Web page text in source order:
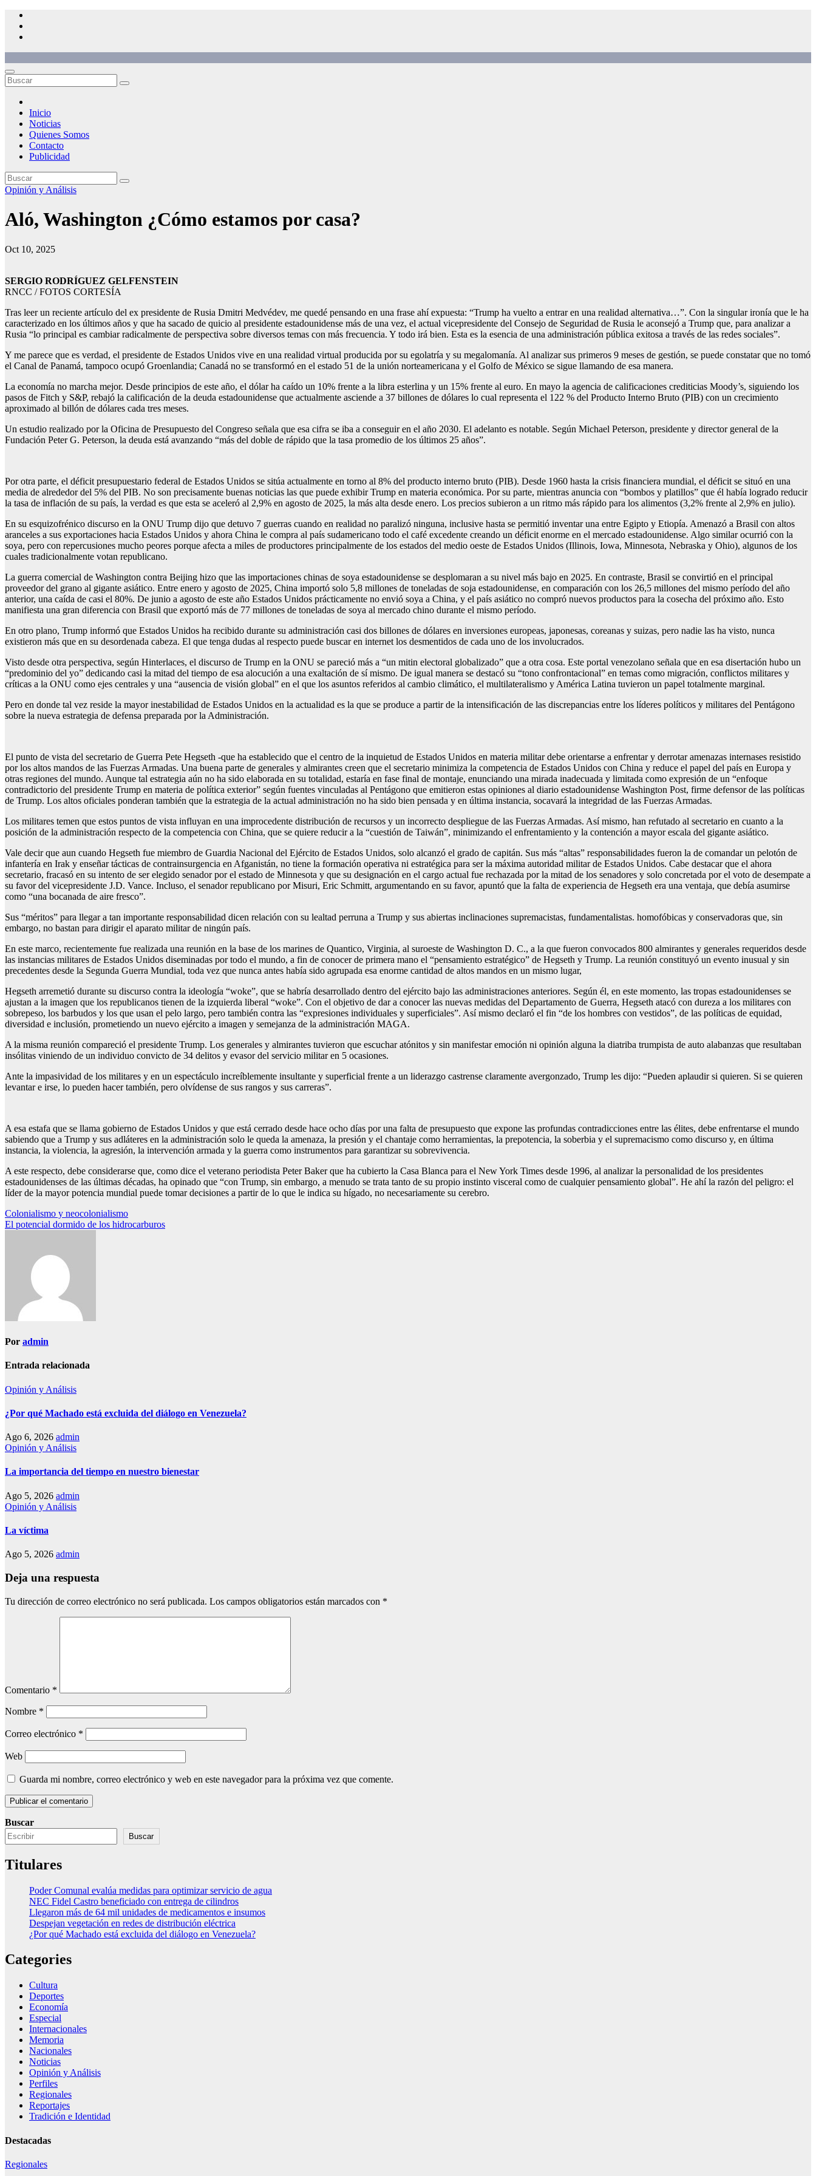
Saltar
contenido
Inicio
Noticias
Quienes Somos
Contacto
Publicidad
Opinión y Análisis
Aló, Washington ¿Cómo estamos por casa?
Oct 10, 2025
SERGIO RODRÍGUEZ GELFENSTEIN
RNCC / FOTOS CORTESÍA
Tras leer un reciente artículo del ex presidente de Rusia Dmitri Medvédev, me quedé pensando en una frase ahí expuesta: “Trump ha vuelto a entrar en una realidad alternativa…”. Con la singular ironía que le ha
caracterizado en los últimos años y que ha sacado de quicio al presidente estadounidense más de una vez, el actual vicepresidente del Consejo de Seguridad de Rusia le aconsejó a Trump que, para analizar a
Rusia “lo principal es cambiar radicalmente de perspectiva sobre diversos temas con más frecuencia. Y todo irá bien. Esta es la esencia de una administración pública exitosa a través de las redes sociales”.
Y me parece que es verdad, el presidente de Estados Unidos vive en una realidad virtual producida por su egolatría y su megalomanía. Al analizar sus primeros 9 meses de gestión, se puede constatar que no tomó
el Canal de Panamá, tampoco ocupó Groenlandia; Canadá no se transformó en el estado 51 de la unión norteamericana y el Golfo de México se sigue llamando de esa manera.
La economía no marcha mejor. Desde principios de este año, el dólar ha caído un 10% frente a la libra esterlina y un 15% frente al euro. En mayo la agencia de calificaciones crediticias Moody’s, siguiendo los
pasos de Fitch y S&P, rebajó la calificación de la deuda estadounidense que actualmente asciende a 37 billones de dólares lo cual representa el 122 % del Producto Interno Bruto (PIB) con un crecimiento
aproximado al billón de dólares cada tres meses.
Un estudio realizado por la Oficina de Presupuesto del Congreso señala que esa cifra se iba a conseguir en el año 2030. El adelanto es notable. Según Michael Peterson, presidente y director general de la
Fundación Peter G. Peterson, la deuda está avanzando “más del doble de rápido que la tasa promedio de los últimos 25 años”.
Por otra parte, el déficit presupuestario federal de Estados Unidos se sitúa actualmente en torno al 8% del producto interno bruto (PIB). Desde 1960 hasta la crisis financiera mundial, el déficit se situó en una
media de alrededor del 5% del PIB. No son precisamente buenas noticias las que puede exhibir Trump en materia económica. Por su parte, mientras anuncia con “bombos y platillos” que él había logrado reducir
la tasa de inflación de su país, la verdad es que esta se aceleró al 2,9% en agosto de 2025, la más alta desde enero. Los precios subieron a un ritmo más rápido para los alimentos (3,2% frente al 2,9% en julio).
En su esquizofrénico discurso en la ONU Trump dijo que detuvo 7 guerras cuando en realidad no paralizó ninguna, inclusive hasta se permitió inventar una entre Egipto y Etiopía. Amenazó a Brasil con altos
aranceles a sus exportaciones hacia Estados Unidos y ahora China le compra al país sudamericano todo el café excedente creando un déficit enorme en el mercado estadounidense. Algo similar ocurrió con la
soya, pero con repercusiones mucho peores porque afecta a miles de productores principalmente de los estados del medio oeste de Estados Unidos (Illinois, Iowa, Minnesota, Nebraska y Ohio), algunos de los
cuales tradicionalmente votan republicano.
La guerra comercial de Washington contra Beijing hizo que las importaciones chinas de soya estadounidense se desplomaran a su nivel más bajo en 2025. En contraste, Brasil se convirtió en el principal
proveedor del grano al gigante asiático. Entre enero y agosto de 2025, China importó solo 5,8 millones de toneladas de soja estadounidense, en comparación con los 26,5 millones del mismo período del año
anterior, una caída de casi el 80%. De junio a agosto de este año Estados Unidos prácticamente no envió soya a China, y el país asiático no compró nuevos productos para la cosecha del próximo año. Esto
manifiesta una gran diferencia con Brasil que exportó más de 77 millones de toneladas de soya al mercado chino durante el mismo período.
En otro plano, Trump informó que Estados Unidos ha recibido durante su administración casi dos billones de dólares en inversiones europeas, japonesas, coreanas y suizas, pero nadie las ha visto, nunca
existieron más que en su desordenada cabeza. El que tenga dudas al respecto puede buscar en internet los desmentidos de cada uno de los involucrados.
Visto desde otra perspectiva, según Hinterlaces, el discurso de Trump en la ONU se pareció más a “un mitin electoral globalizado” que a otra cosa. Este portal venezolano señala que en esa disertación hubo un
“predominio del yo” dedicando casi la mitad del tiempo de esa alocución a una exaltación de sí mismo. De igual manera se destacó su “tono confrontacional” en temas como migración, conflictos militares y
críticas a la ONU como ejes centrales y una “ausencia de visión global” en el que los asuntos referidos al cambio climático, el multilateralismo y América Latina tuvieron un papel totalmente marginal.
Pero en donde tal vez reside la mayor inestabilidad de Estados Unidos en la actualidad es la que se produce a partir de la intensificación de las discrepancias entre los líderes políticos y militares del Pentágono
sobre la nueva estrategia de defensa preparada por la Administración.
El punto de vista del secretario de Guerra Pete Hegseth -que ha establecido que el centro de la inquietud de Estados Unidos en materia militar debe orientarse a enfrentar y derrotar amenazas internases resistido
por los altos mandos de las Fuerzas Armadas. Una buena parte de generales y almirantes creen que el secretario minimiza la competencia de Estados Unidos con China y reduce el papel del país en Europa y
otras regiones del mundo. Aunque tal estrategia aún no ha sido elaborada en su totalidad, estaría en fase final de montaje, enunciando una mirada inadecuada y limitada como expresión de un “enfoque
contradictorio del presidente Trump en materia de política exterior” según fuentes vinculadas al Pentágono que emitieron estas opiniones al diario estadounidense Washington Post, firme defensor de las políticas
de Trump. Los altos oficiales ponderan también que la estrategia de la actual administración no ha sido bien pensada y en última instancia, socavará la integridad de las Fuerzas Armadas.
Los militares temen que estos puntos de vista influyan en una improcedente distribución de recursos y un incorrecto despliegue de las Fuerzas Armadas. Así mismo, han refutado al secretario en cuanto a la
posición de la administración respecto de la competencia con China, que se quiere reducir a la “cuestión de Taiwán”, minimizando el enfrentamiento y la contención a mayor escala del gigante asiático.
Vale decir que aun cuando Hegseth fue miembro de Guardia Nacional del Ejército de Estados Unidos, solo alcanzó el grado de capitán. Sus más “altas” responsabilidades fueron la de comandar un pelotón de
infantería en Irak y enseñar tácticas de contrainsurgencia en Afganistán, no tiene la formación operativa ni estratégica para ser la máxima autoridad militar de Estados Unidos. Cabe destacar que el ahora
secretario, fracasó en su intento de ser elegido senador por el estado de Minnesota y que su designación en el cargo actual fue rechazada por la mitad de los senadores y solo concretada por el voto de desempate a
su favor del vicepresidente J.D. Vance. Incluso, el senador republicano por Misuri, Eric Schmitt, argumentando en su favor, apuntó que la falta de experiencia de Hegseth era una ventaja, que debía asumirse
como “una bocanada de aire fresco”.
Sus “méritos” para llegar a tan importante responsabilidad dicen relación con su lealtad perruna a Trump y sus abiertas inclinaciones supremacistas, fundamentalistas. homofóbicas y conservadoras que, sin
embargo, no bastan para dirigir el aparato militar de ningún país.
En este marco, recientemente fue realizada una reunión en la base de los marines de Quantico, Virginia, al suroeste de Washington D. C., a la que fueron convocados 800 almirantes y generales requeridos desde
las instancias militares de Estados Unidos diseminadas por todo el mundo, a fin de conocer de primera mano el “pensamiento estratégico” de Hegseth y Trump. La reunión constituyó un evento inusual y sin
precedentes desde la Segunda Guerra Mundial, toda vez que nunca antes había sido agrupada esa enorme cantidad de altos mandos en un mismo lugar,
Hegseth arremetió durante su discurso contra la ideología “woke”, que se habría desarrollado dentro del ejército bajo las administraciones anteriores. Según él, en este momento, las tropas estadounidenses se
ajustan a la imagen que los republicanos tienen de la izquierda liberal “woke”. Con el objetivo de dar a conocer las nuevas medidas del Departamento de Guerra, Hegseth atacó con dureza a los militares con
sobrepeso, los barbudos y los que usan el pelo largo, pero también contra las “expresiones individuales y superficiales”. Así mismo declaró el fin “de los hombres con vestidos”, de las políticas de equidad,
diversidad e inclusión, prometiendo un nuevo ejército a imagen y semejanza de la administración MAGA.
A la misma reunión compareció el presidente Trump. Los generales y almirantes tuvieron que escuchar atónitos y sin manifestar emoción ni opinión alguna la diatriba trumpista de auto alabanzas que resultaban
insólitas viniendo de un individuo convicto de 34 delitos y evasor del servicio militar en 5 ocasiones.
Ante la impasividad de los militares y en un espectáculo increíblemente insultante y superficial frente a un liderazgo castrense claramente avergonzado, Trump les dijo: “Pueden aplaudir si quieren. Si se quieren
levantar e irse, lo pueden hacer también, pero olvídense de sus rangos y sus carreras”.
A esa estafa que se llama gobierno de Estados Unidos y que está cerrado desde hace ocho días por una falta de presupuesto que expone las profundas contradicciones entre las élites, debe enfrentarse el mundo
sabiendo que a Trump y sus adláteres en la administración solo le queda la amenaza, la presión y el chantaje como herramientas, la prepotencia, la soberbia y el supremacismo como discurso y, en última
instancia, la violencia, la agresión, la intervención armada y la guerra como instrumentos para garantizar su sobrevivencia.
A este respecto, debe considerarse que, como dice el veterano periodista Peter Baker que ha cubierto la Casa Blanca para el New York Times desde 1996, al analizar la personalidad de los presidentes
estadounidenses de las últimas décadas, ha opinado que “con Trump, sin embargo, a menudo se trata tanto de su propio instinto visceral como de cualquier pensamiento global”. He ahí la razón del peligro: el
líder de la mayor potencia mundial puede tomar decisiones a partir de lo que le indica su hígado, no necesariamente su cerebro.
Navegación
de
Colonialismo y neocolonialismo
El potencial dormido de los hidrocarburos
Por admin
Entrada relacionada
Opinión y Análisis
¿Por qué Machado está excluida del diálogo en Venezuela?
Ago 6, 2026 admin
Opinión y Análisis
La importancia del tiempo en nuestro bienestar
Ago 5, 2026 admin
Opinión y Análisis
La víctima
Ago 5, 2026 admin
Deja una respuesta
Tu dirección de correo electrónico no será publicada. Los campos obligatorios están marcados con *
Comentario *
Nombre *
Correo electrónico *
Web
Guarda mi nombre, correo electrónico y web en este navegador para la próxima vez que comente.
Buscar
Buscar
Titulares
Poder Comunal evalúa medidas para optimizar servicio de agua
NEC Fidel Castro beneficiado con entrega de cilindros
Llegaron más de 64 mil unidades de medicamentos e insumos
Despejan vegetación en redes de distribución eléctrica
¿Por qué Machado está excluida del diálogo en Venezuela?
Categories
Cultura
Deportes
Economía
Especial
Internacionales
Memoria
Nacionales
Noticias
Opinión y Análisis
Perfiles
Regionales
Reportajes
Tradición e Identidad
Destacadas
Regionales